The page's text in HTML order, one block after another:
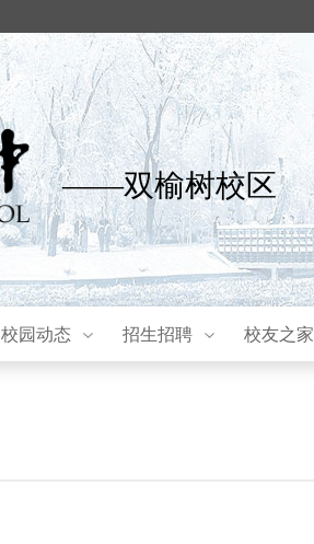
——双榆树校区
校园动态 招生招聘 校友之家